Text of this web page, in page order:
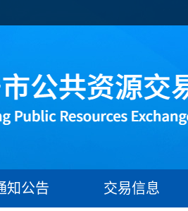
知公告 交易信息